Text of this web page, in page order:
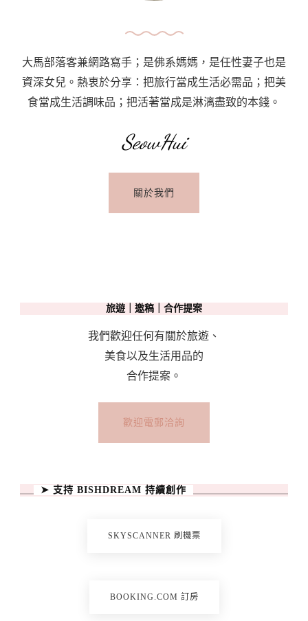
大馬部落客兼網路寫手；是佛系媽媽，是任性妻子也是
資深女兒。熱衷於分享：把旅行當成生活必需品；把美
食當成生活調味品；把活著當成是淋漓盡致的本錢。
SeowHui
關於我們
旅遊｜邀稿｜合作提案
我們歡迎任何有關於旅遊、
美食以及生活用品的
合作提案。
歡迎電郵洽詢
➤ 支持 BISHDREAM 持續創作
SKYSCANNER 刷機票
BOOKING.COM 訂房